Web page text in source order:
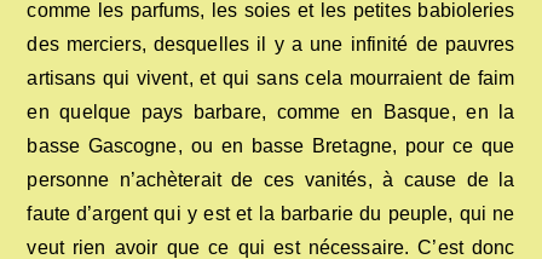
comme les parfums, les soies et les petites babioleries
des merciers, desquelles il y a une infinité de pauvres
artisans qui vivent, et qui sans cela mourraient de faim
en quelque pays barbare, comme en Basque, en la
basse Gascogne, ou en basse Bretagne, pour ce que
personne n’achèterait de ces vanités, à cause de la
faute d’argent qui y est et la barbarie du peuple, qui ne
veut rien avoir que ce qui est nécessaire. C’est donc